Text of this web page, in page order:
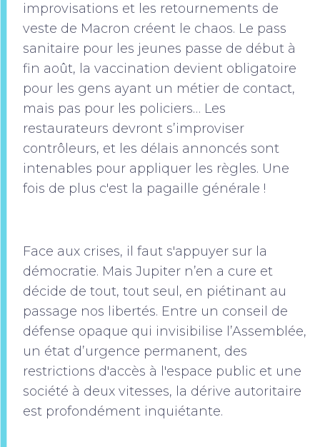
improvisations et les retournements de
veste de Macron créent le chaos. Le pass
sanitaire pour les jeunes passe de début à
fin août, la vaccination devient obligatoire
pour les gens ayant un métier de contact,
mais pas pour les policiers… Les
restaurateurs devront s’improviser
contrôleurs, et les délais annoncés sont
intenables pour appliquer les règles. Une
fois de plus c'est la pagaille générale !
Face aux crises, il faut s'appuyer sur la
démocratie. Mais Jupiter n’en a cure et
décide de tout, tout seul, en piétinant au
passage nos libertés. Entre un conseil de
défense opaque qui invisibilise l’Assemblée,
un état d’urgence permanent, des
restrictions d'accès à l'espace public et une
société à deux vitesses, la dérive autoritaire
est profondément inquiétante.